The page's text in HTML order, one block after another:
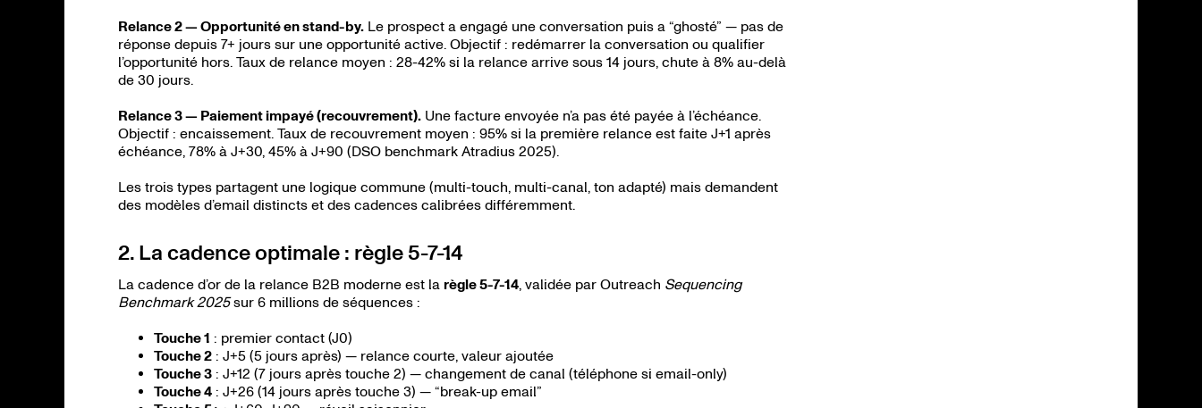
Relance 2 — Opportunité en stand-by. Le prospect a engagé une conversation puis a “ghosté” — pas de
réponse depuis 7+ jours sur une opportunité active. Objectif : redémarrer la conversation ou qualifier
l’opportunité hors. Taux de relance moyen : 28-42% si la relance arrive sous 14 jours, chute à 8% au-delà
de 30 jours.
Relance 3 — Paiement impayé (recouvrement). Une facture envoyée n’a pas été payée à l’échéance.
Objectif : encaissement. Taux de recouvrement moyen : 95% si la première relance est faite J+1 après
échéance, 78% à J+30, 45% à J+90 (DSO benchmark Atradius 2025).
Les trois types partagent une logique commune (multi-touch, multi-canal, ton adapté) mais demandent
des modèles d’email distincts et des cadences calibrées différemment.
2. La cadence optimale : règle 5-7-14
La cadence d’or de la relance B2B moderne est la règle 5-7-14, validée par Outreach Sequencing
Benchmark 2025sur 6 millions de séquences :
Touche 1 : premier contact (J0)
Touche 2 : J+5 (5 jours après) — relance courte, valeur ajoutée
Touche 3 : J+12 (7 jours après touche 2) — changement de canal (téléphone si email-only)
Touche 4 : J+26 (14 jours après touche 3) — “break-up email”